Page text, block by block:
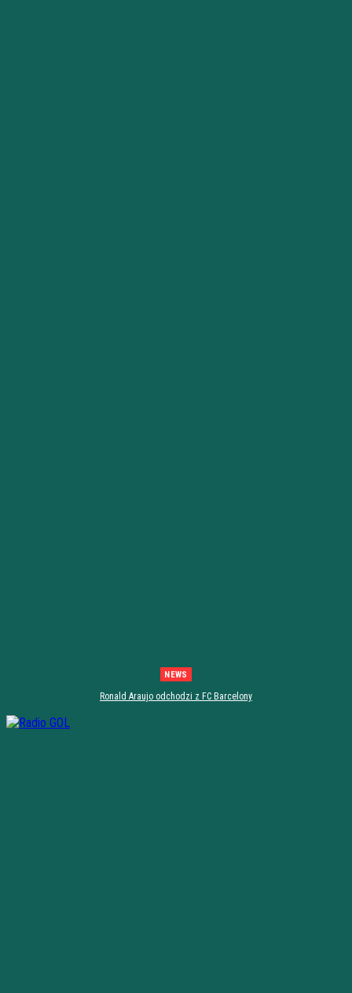
NEWS
Ronald Araujo odchodzi z FC Barcelony